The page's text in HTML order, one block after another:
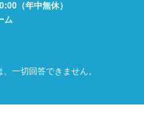
（年中無休）
ム
一切回答できません。